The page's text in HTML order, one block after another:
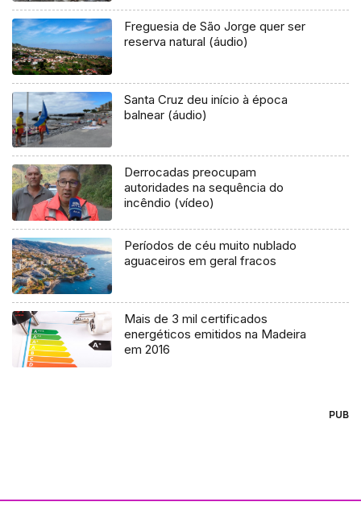
Freguesia de São Jorge quer ser
reserva natural (áudio)
Santa Cruz deu início à época
balnear (áudio)
Derrocadas preocupam
autoridades na sequência do
incêndio (vídeo)
Períodos de céu muito nublado
aguaceiros em geral fracos
Mais de 3 mil certificados
energéticos emitidos na Madeira
em 2016
PUB